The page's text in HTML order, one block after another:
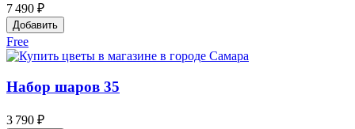
7 490 ₽
Добавить
Free
Набор шаров 35
3 790 ₽